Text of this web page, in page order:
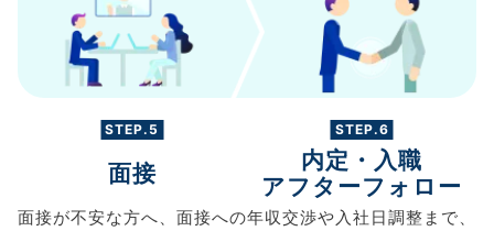
STEP.5
面接
面接が不安な方へ、 面接への
STEP.6
内定・入職
アフターフォロー
年収交渉や入社日調整まで、